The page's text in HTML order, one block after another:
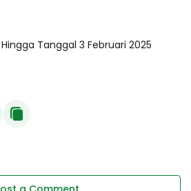
Tanggal 3 Februari 2025